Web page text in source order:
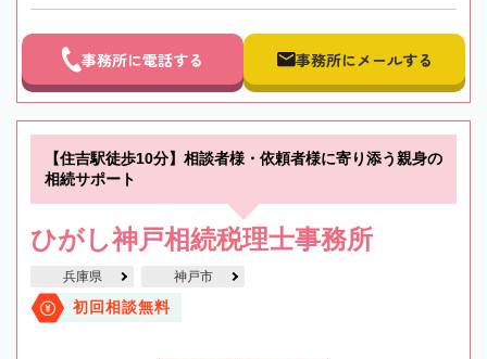
事務所に電話する 事務所にメールする
【住吉駅徒歩10分】相談者様・依頼者様に寄り添う親身の
相続サポート
ひがし神戸相続税理士事務所
兵庫県 神戸市
初回相談無料